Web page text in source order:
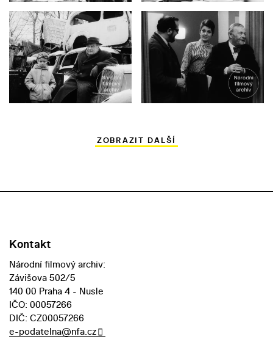
ZOBRAZIT DALŠÍ
Kontakt
Národní filmový archiv:
Závišova 502/5
140 00 Praha 4 - Nusle
IČO: 00057266
DIČ: CZ00057266
e-podatelna@nfa.cz